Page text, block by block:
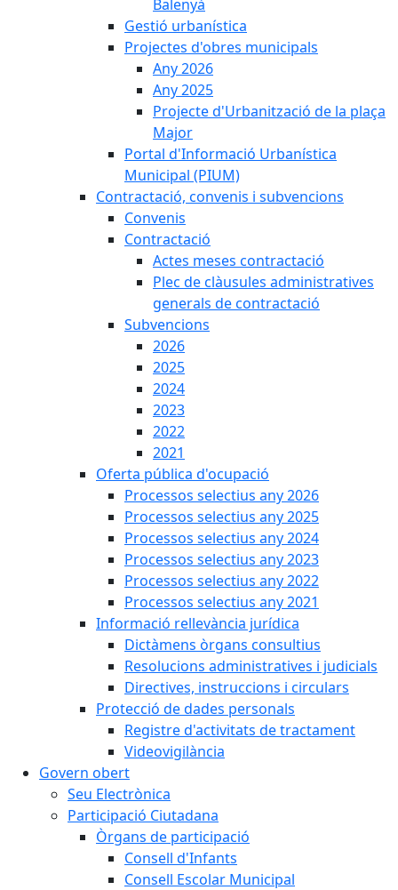
Balenyà
Gestió urbanística
Projectes d'obres municipals
Any 2026
Any 2025
Projecte d'Urbanització de la plaça
Major
Portal d'Informació Urbanística
Municipal (PIUM)
Contractació, convenis i subvencions
Convenis
Contractació
Actes meses contractació
Plec de clàusules administratives
generals de contractació
Subvencions
2026
2025
2024
2023
2022
2021
Oferta pública d'ocupació
Processos selectius any 2026
Processos selectius any 2025
Processos selectius any 2024
Processos selectius any 2023
Processos selectius any 2022
Processos selectius any 2021
Informació rellevància jurídica
Dictàmens òrgans consultius
Resolucions administratives i judicials
Directives, instruccions i circulars
Protecció de dades personals
Registre d'activitats de tractament
Videovigilància
Govern obert
Seu Electrònica
Participació Ciutadana
Òrgans de participació
Consell d'Infants
Consell Escolar Municipal